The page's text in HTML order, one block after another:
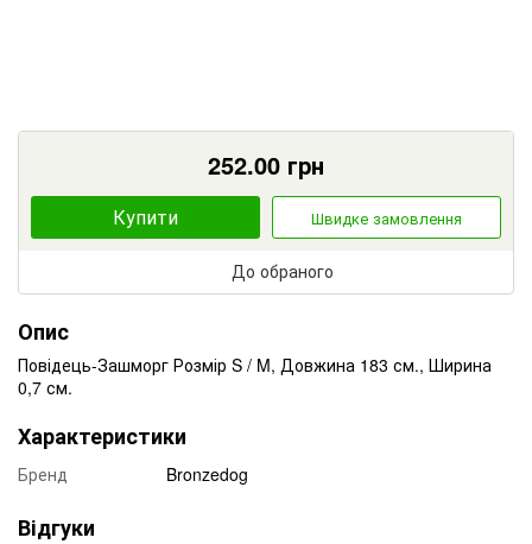
252.00 грн
Купити Швидке замовлення
До обраного
Опис
Повідець-Зашморг Розмір S / M, Довжина 183 см., Ширина
0,7 см.
Характеристики
Бренд Bronzedog
Відгуки